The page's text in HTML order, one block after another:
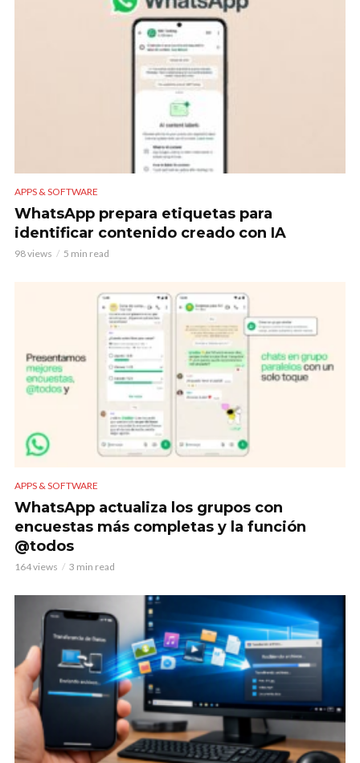
APPS & SOFTWARE
WhatsApp prepara etiquetas para
identificar contenido creado con IA
98 views 5 min read
APPS & SOFTWARE
WhatsApp actualiza los grupos con
encuestas más completas y la función
@todos
164 views 3 min read